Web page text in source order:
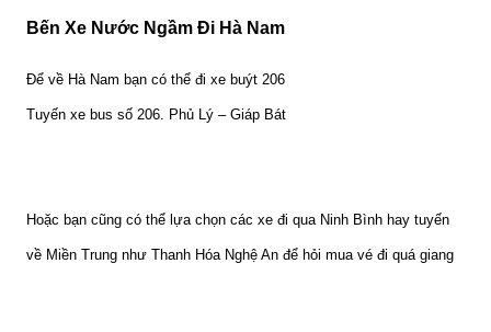
Bến Xe Nước Ngầm Đi Hà Nam
Để về Hà Nam bạn có thể đi xe buýt 206
Tuyến xe bus số 206. Phủ Lý – Giáp Bát
Hoặc bạn cũng có thể lựa chọn các xe đi qua Ninh Bình hay tuyến
về Miền Trung như Thanh Hóa Nghệ An để hỏi mua vé đi quá giang